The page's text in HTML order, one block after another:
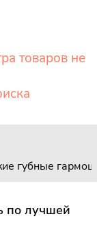
товаров не
губные
по лучшей